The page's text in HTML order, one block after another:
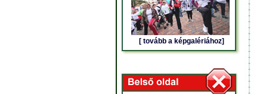
[ tovább a képgalériához]